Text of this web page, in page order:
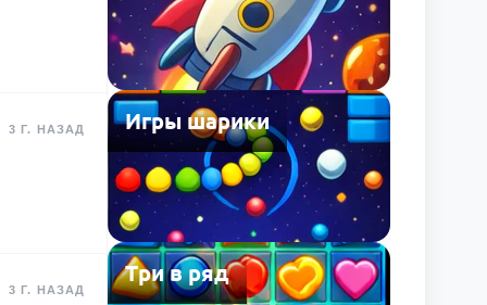
3 Г. НАЗАД
3 Г. НАЗАД
Игры шарики
Три в ряд